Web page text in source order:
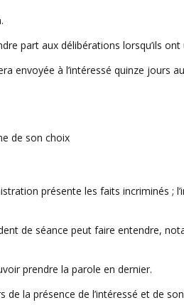
part aux délibérations lorsqu’ils
envoyée à l’intéressé quinze jours
de son choix
présente les faits incriminés ;
de séance peut faire entendre,
prendre la parole en dernier.
de la présence de l’intéressé et de